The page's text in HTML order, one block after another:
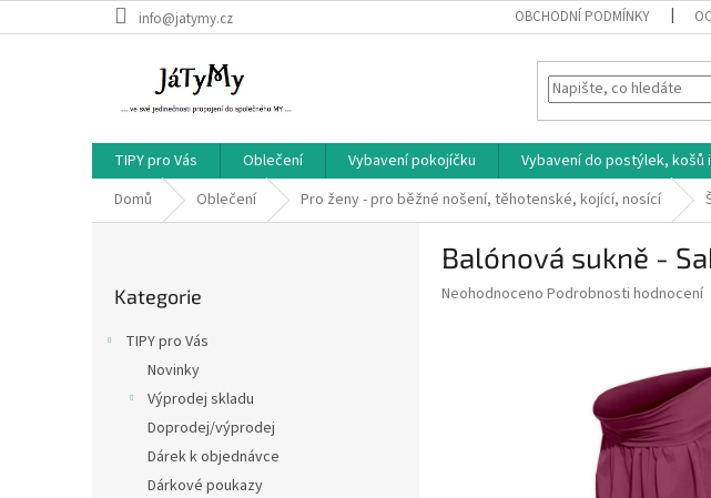
na
info@jatymy.cz OBCHODNÍ PODMÍNKY
TIPY pro Vás Oblečení Vybavení pokojíčku Vybavení do postýlek, košů
Domů
Oblečení Pro ženy - pro běžné nošení, těhotenské, kojící, nosící
kategorie
Kategorie
TIPY pro Vás
Novinky
Výprodej skladu
Doprodej/výprodej
Dárek k objednávce
Dárkové poukazy
Balónová sukně -
Průměrné
Neohodnoceno Podrobnosti hodnocení